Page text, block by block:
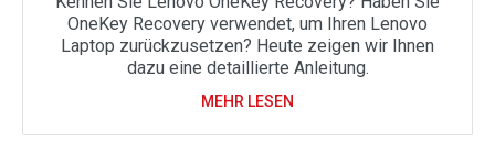
OneKey Recovery verwendet, um Ihren Lenovo
Laptop zurückzusetzen? Heute zeigen wir Ihnen
dazu eine detaillierte Anleitung.
MEHR LESEN